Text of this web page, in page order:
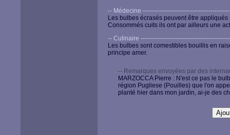
-- Médecine
Les bulbes écrasés peuvent être
Consommés cuits ils ont par ailleurs une
-- Culinaire
Les bulbes sont comestibles bouillis en
principe amer.
-- Remarques envoyées par des
MARZOCCA Pierre : N'est ce pas le
région Pugliese (Pouilles) que l'on
planté hier dans mon jardin, ai-je des